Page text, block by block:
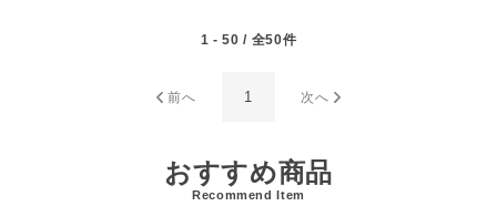
1 - 50 / 全50件
前へ 1 次へ
おすすめ商品
Recommend Item